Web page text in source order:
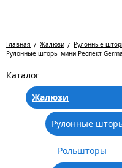
Главная Жалюзи Рулонные
Рулонные шторы мини Респект
Каталог
Жалюзи
Рулонные
Рольшторы